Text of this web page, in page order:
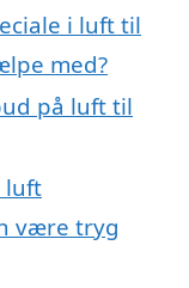
i luft til
med?
på luft til
luft
være tryg